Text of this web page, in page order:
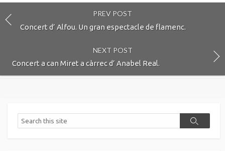
PREV POST
Concert d’ Alfou. Un gran espectacle de flamenc.
NEXT POST
Concert a can Miret a càrrec d’ Anabel Real.
Search
Search